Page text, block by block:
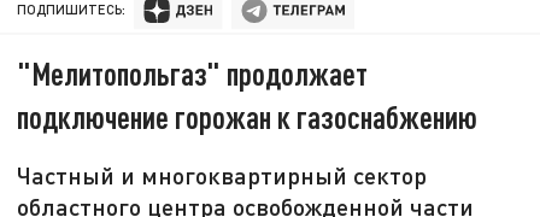
ПОДПИШИТЕСЬ:
"Мелитопольгаз" продолжает
подключение горожан к газоснабжению
Частный и многоквартирный сектор
областного центра освобожденной части